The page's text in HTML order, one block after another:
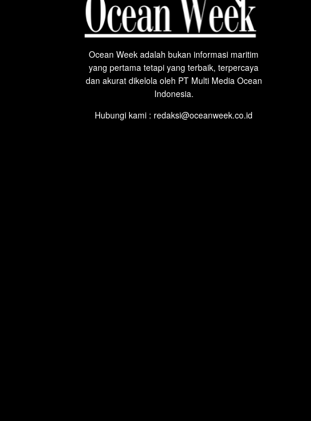
Ocean Week adalah bukan informasi maritim
yang pertama tetapi yang terbaik, terpercaya
dan akurat dikelola oleh PT Multi Media Ocean
Indonesia.
Hubungi kami : redaksi@oceanweek.co.id